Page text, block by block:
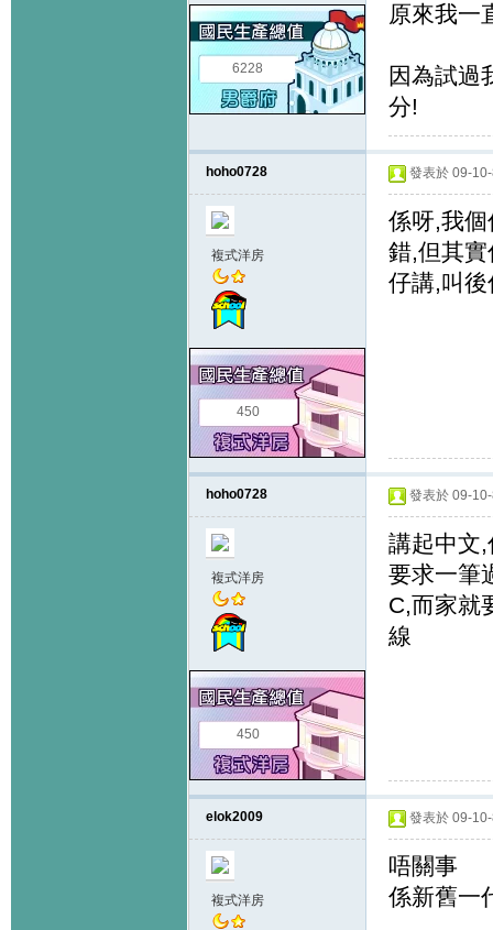
6228
原來我一
因為試過
分!
hoho0728
複式洋房
450
發表於 09-
係呀,我
錯,但其
仔講,叫
hoho0728
複式洋房
450
發表於 09-
講起中文
要求一筆
C,而家就
線
elok2009
複式洋房
發表於 09-
唔關事
係新舊一